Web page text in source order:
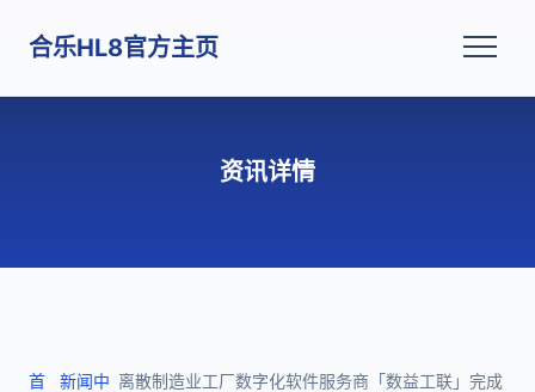
合乐HL8官方主页
资讯详情
首
新闻中 离散制造业工厂数字化软件服务商「数益工联」完成